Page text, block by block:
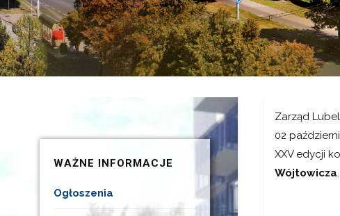
Zarząd
02
XXV edycji
Wójtowicza.
WAŻNE INFORMACJE
Ogłoszenia